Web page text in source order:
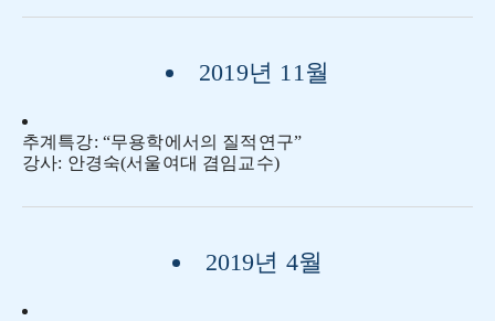
2019년 11월
추계특강: “무용학에서의 질적연구”
강사: 안경숙(서울여대 겸임교수)
2019년 4월